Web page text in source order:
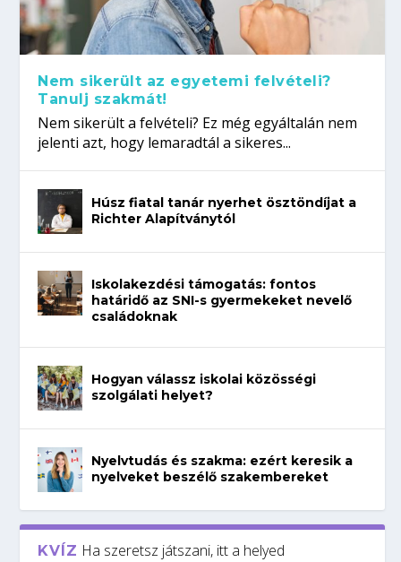
Nem sikerült az egyetemi felvételi?
Tanulj szakmát!
Nem sikerült a felvételi? Ez még egyáltalán nem
jelenti azt, hogy lemaradtál a sikeres...
Húsz fiatal tanár nyerhet ösztöndíjat a
Richter Alapítványtól
Iskolakezdési támogatás: fontos
határidő az SNI-s gyermekeket nevelő
családoknak
Hogyan válassz iskolai közösségi
szolgálati helyet?
Nyelvtudás és szakma: ezért keresik a
nyelveket beszélő szakembereket
KVÍZ Ha szeretsz játszani, itt a helyed